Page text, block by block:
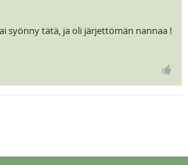
syönny tätä, ja oli järjettömän nannaa !